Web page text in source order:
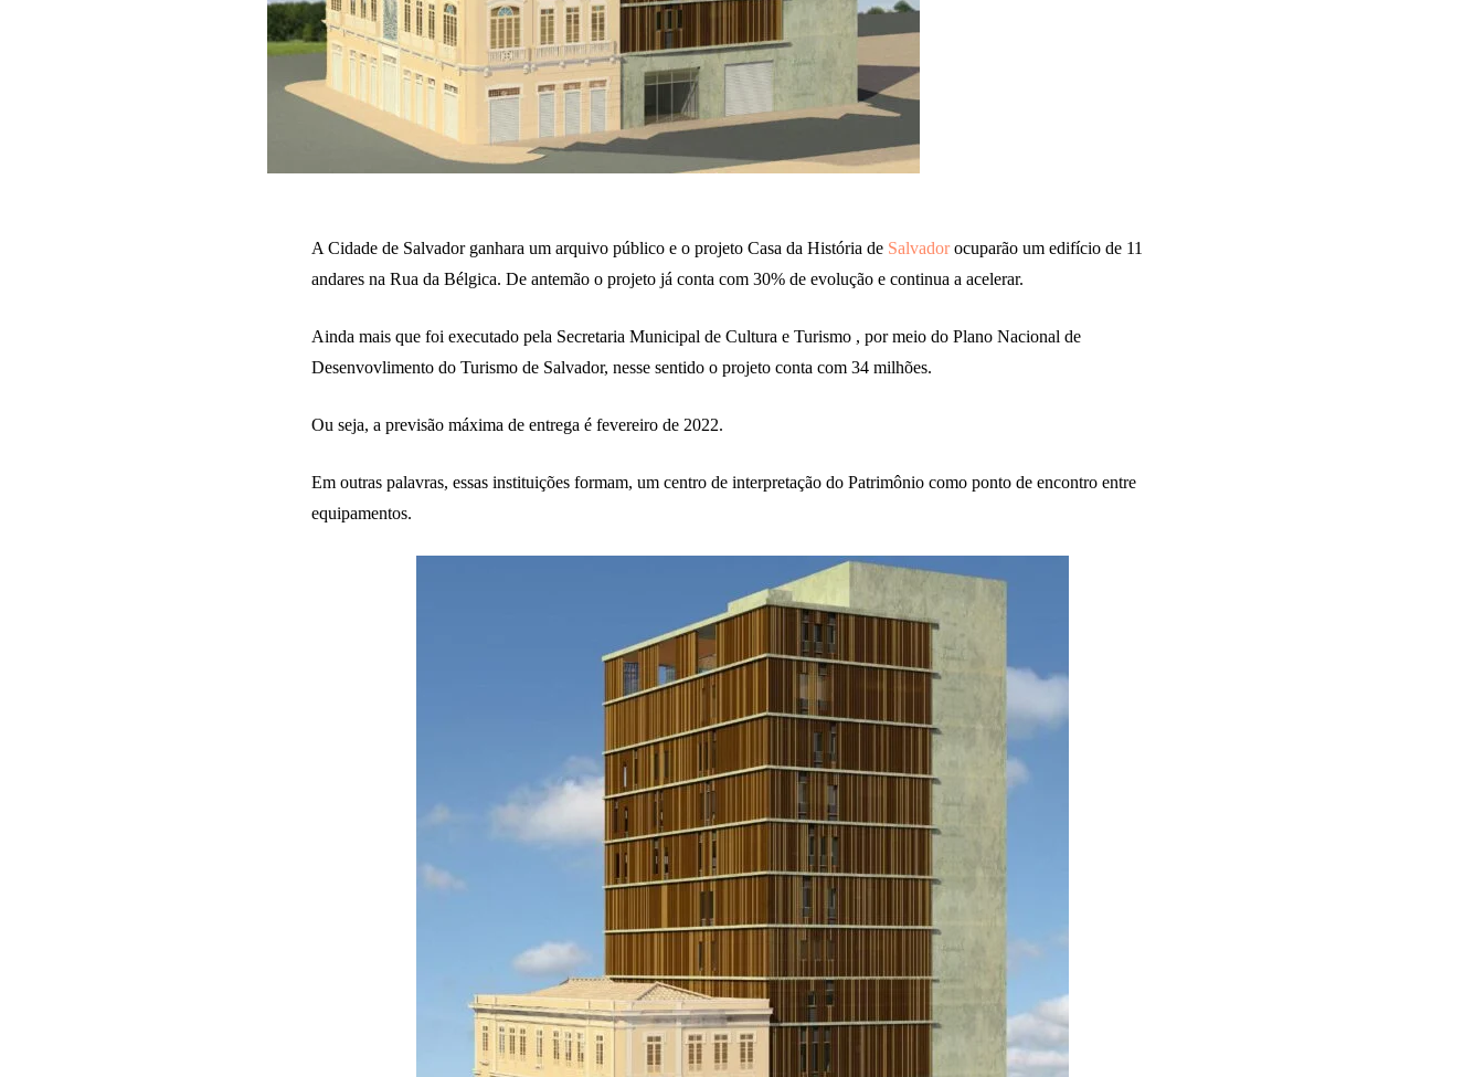
A Cidade de Salvador ganhara um arquivo público e o projeto Casa da História de Salvadorocuparão um edifício de 11
andares na Rua da Bélgica. De antemão o projeto já conta com 30% de evolução e continua a acelerar.
Ainda mais que foi executado pela Secretaria Municipal de Cultura e Turismo , por meio do Plano Nacional de
Desenvovlimento do Turismo de Salvador, nesse sentido o projeto conta com 34 milhões.
Ou seja, a previsão máxima de entrega é fevereiro de 2022.
Em outras palavras, essas instituições formam, um centro de interpretação do Patrimônio como ponto de encontro entre
equipamentos.